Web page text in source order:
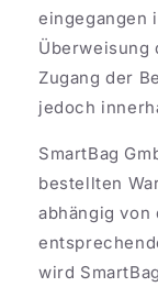
eingegangen
Überweisung
Zugang der
jedoch
SmartBag
bestellten
abhängig von
wird